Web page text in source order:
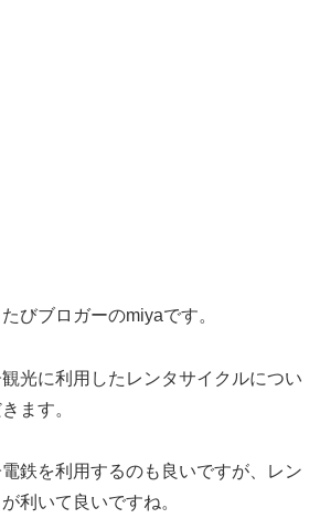
びブロガーのmiyaです。
光に利用したレンタサイクルについ
ます。
鉄を利用するのも良いですが、レン
利いて良いですね。